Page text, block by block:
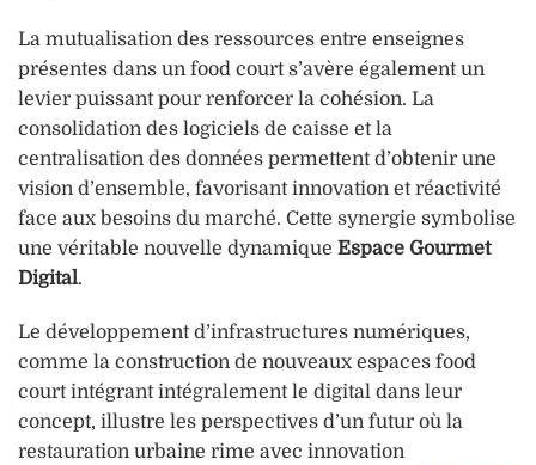
La mutualisation des ressources entre enseignes
présentes dans un food court s’avère également un
levier puissant pour renforcer la cohésion. La
consolidation des logiciels de caisse et la
centralisation des données permettent d’obtenir une
vision d’ensemble, favorisant innovation et réactivité
face aux besoins du marché. Cette synergie symbolise
une véritable nouvelle dynamique Espace Gourmet
Digital.
Le développement d’infrastructures numériques,
comme la construction de nouveaux espaces food
court intégrant intégralement le digital dans leur
concept, illustre les perspectives d’un futur où la
restauration urbaine rime avec innovation